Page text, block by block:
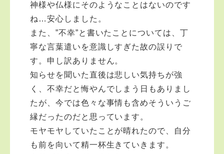
神様や仏様にそのようなことはないのです
ね…安心しました。
また、”不幸”と書いたことについては、丁
寧な言葉遣いを意識しすぎた故の誤りで
す。申し訳ありません。
知らせを聞いた直後は悲しい気持ちが強
く、不幸だと悔やんでしまう日もありまし
たが、今では色々な事情も含めそういうご
縁だったのだと思っています。
モヤモヤしていたことが晴れたので、自分
も前を向いて精一杯生きていきます。